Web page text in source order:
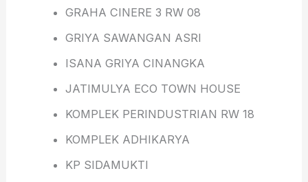
GRAHA CINERE 3 RW 08
GRIYA SAWANGAN ASRI
ISANA GRIYA CINANGKA
JATIMULYA ECO TOWN HOUSE
KOMPLEK PERINDUSTRIAN RW 18
KOMPLEK ADHIKARYA
KP SIDAMUKTI